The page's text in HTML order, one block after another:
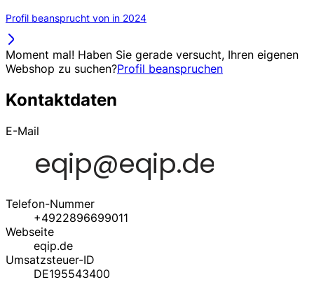
Profil beansprucht von in 2024
Moment mal! Haben Sie gerade versucht, Ihren eigenen
Webshop zu suchen?Profil beanspruchen
Kontaktdaten
E-Mail
Telefon-Nummer
+4922896699011
Webseite
eqip.de
Umsatzsteuer-ID
DE195543400